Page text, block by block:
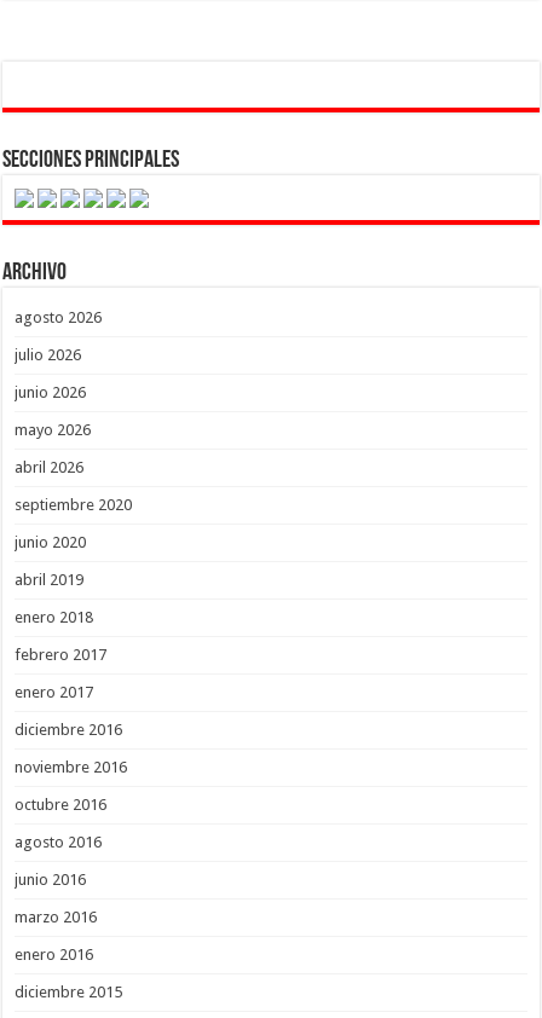
Secciones Principales
Archivo
agosto 2026
julio 2026
junio 2026
mayo 2026
abril 2026
septiembre 2020
junio 2020
abril 2019
enero 2018
febrero 2017
enero 2017
diciembre 2016
noviembre 2016
octubre 2016
agosto 2016
junio 2016
marzo 2016
enero 2016
diciembre 2015